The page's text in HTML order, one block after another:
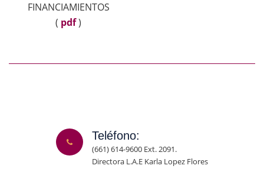
FINANCIAMIENTOS
( pdf)
Teléfono:
(661) 614-9600 Ext. 2091.
Directora L.A.E Karla Lopez Flores